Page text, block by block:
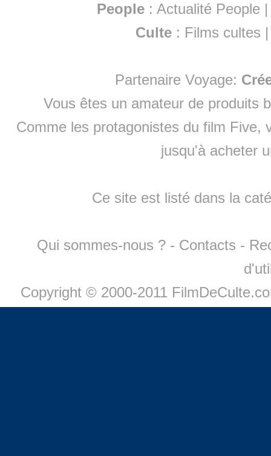
People :Actualité People
Culte : Films cultes
Partenaire Voyage:
Vous êtes un amateur de produits
Comme les protagonistes du film Five,
jusqu'à acheter
Ce site est listé dans la
Qui sommes-nous ? - Contacts -
Copyright © 2000-2011